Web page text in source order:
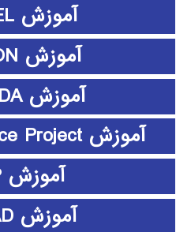
آموزش LISREL
آموزش LUMION
آموزش MAXQDA
آموزش Microsoft Office Project
آموزش PHP
آموزش PSCAD